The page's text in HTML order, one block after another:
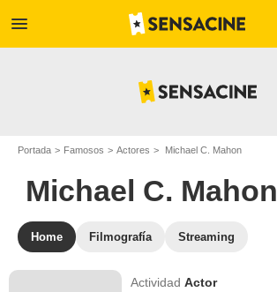
menu
Portada Famosos Actores Michael C. Mahon
Michael C. Mahon
Home Filmografía Streaming
ActividadActor